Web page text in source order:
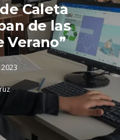
Caleta
de las
Verano”